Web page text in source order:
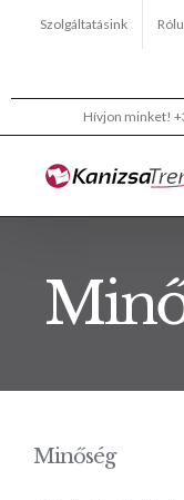
KihagyásSzolgáltatásink
Hívjon minket!
Minőség